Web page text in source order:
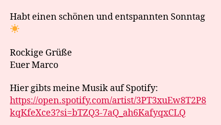
Habt einen schönen und entspannten Sonntag
Rockige Grüße
Euer Marco
Hier gibts meine Musik auf Spotify:
https://open.spotify.com/artist/3PT3xuEw8T2P8
kqKfeXce3?si=bTZQ3-7aQ_ah6KafyqxCLQ